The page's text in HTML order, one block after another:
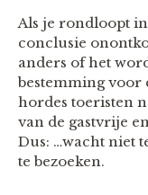
Als je rondloopt
conclusie
anders of het
bestemming voor
hordes toeristen
van de gastvrije
Dus: …wacht niet
te bezoeken.